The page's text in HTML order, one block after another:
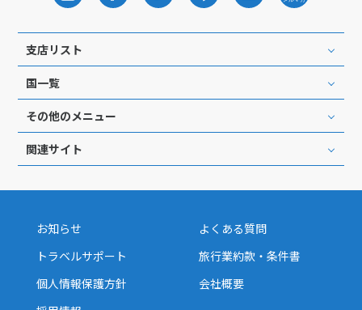
支店リスト
国一覧
その他のメニュー
関連サイト
お知らせ
よくある質問
トラベルサポート
旅行業約款・条件書
個人情報保護方針
会社概要